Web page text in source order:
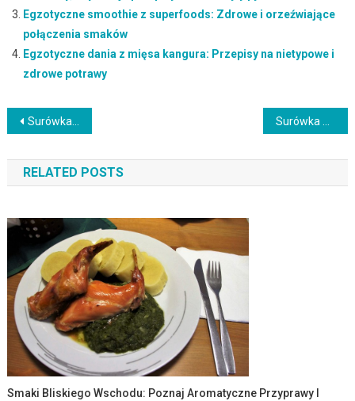
Egzotyczne smoothie z superfoods: Zdrowe i orzeźwiające
połączenia smaków
Egzotyczne dania z mięsa kangura: Przepisy na nietypowe i
zdrowe potrawy
Nawigacja
wpisu
Surówka z buraków i papryki z oliwą z oliwek: Przepis na wyraziste i orzeźwiające danie
RELATED POSTS
Smaki Bliskiego Wschodu: Poznaj Aromatyczne Przyprawy I